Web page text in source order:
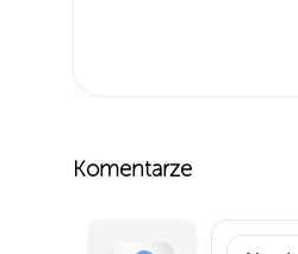
Komentarze